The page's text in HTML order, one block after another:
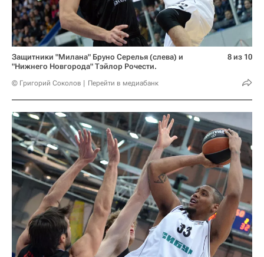
Защитники "Милана" Бруно Серелья (слева) и
"Нижнего Новгорода" Тэйлор Рочести.
© Григорий Соколов Перейти в медиабанк
8 из 10